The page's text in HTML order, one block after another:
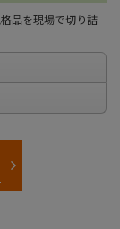
品を現場で切り詰